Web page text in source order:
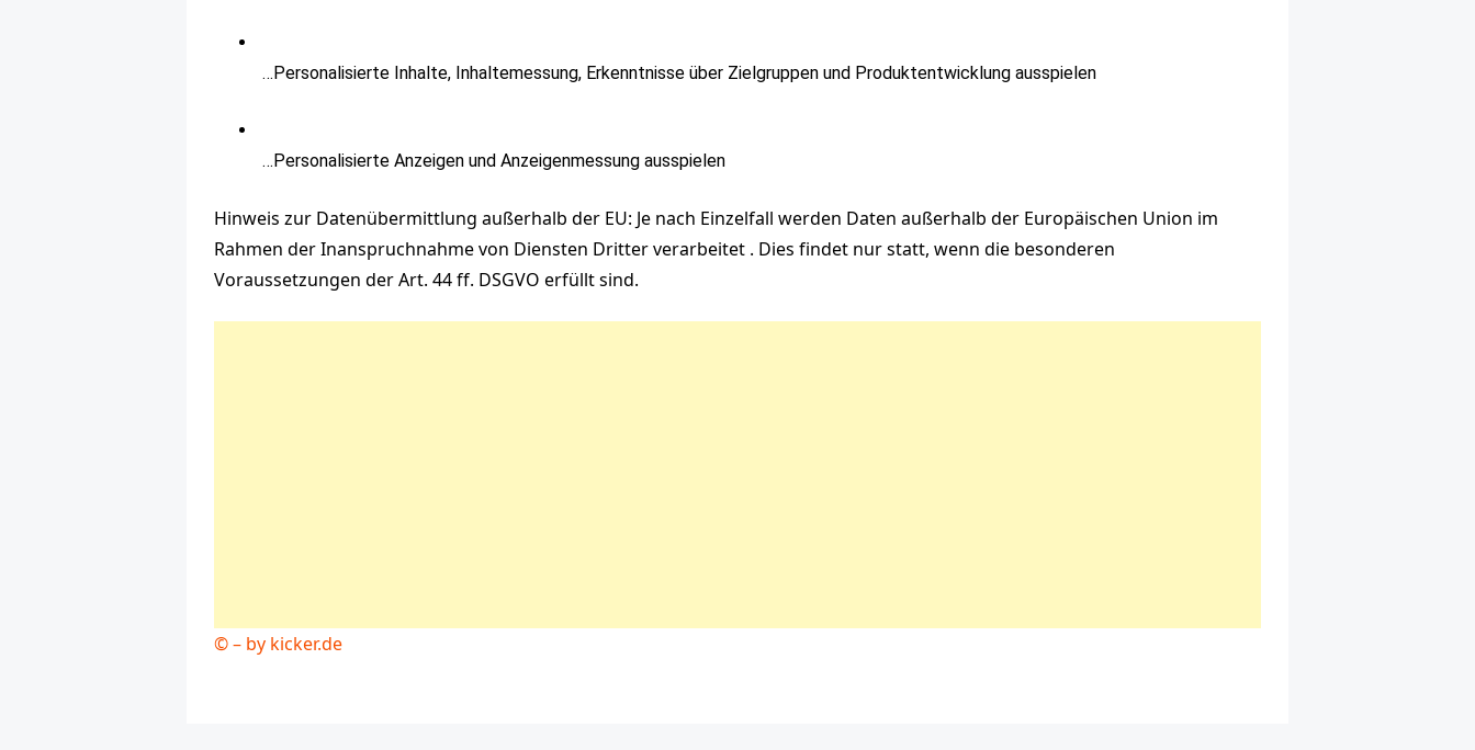
…Personalisierte Inhalte, Inhaltemessung, Erkenntnisse über Zielgruppen und Produktentwicklung ausspielen
…Personalisierte Anzeigen und Anzeigenmessung ausspielen
Hinweis zur Datenübermittlung außerhalb der EU: Je nach Einzelfall werden Daten außerhalb der Europäischen Union im
Rahmen der Inanspruchnahme von Diensten Dritter verarbeitet . Dies findet nur statt, wenn die besonderen
Voraussetzungen der Art. 44 ff. DSGVO erfüllt sind.
© – by kicker.de